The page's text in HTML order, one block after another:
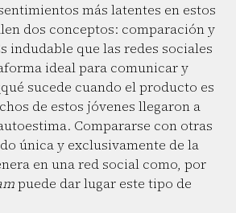
más latentes en estos
dos conceptos: comparación y
indudable que las redes sociales
ideal para comunicar y
sucede cuando el producto es
de estos jóvenes llegaron a
Compararse con otras
única y exclusivamente de la
en una red social como, por
puede dar lugar este tipo de